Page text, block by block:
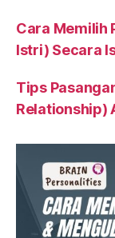
Cara Memilih
Istri) Secara
Tips
Relationship)